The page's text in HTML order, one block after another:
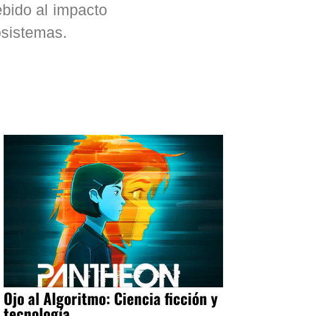
al impacto
Ojo al Algoritmo: Ciencia ficción y